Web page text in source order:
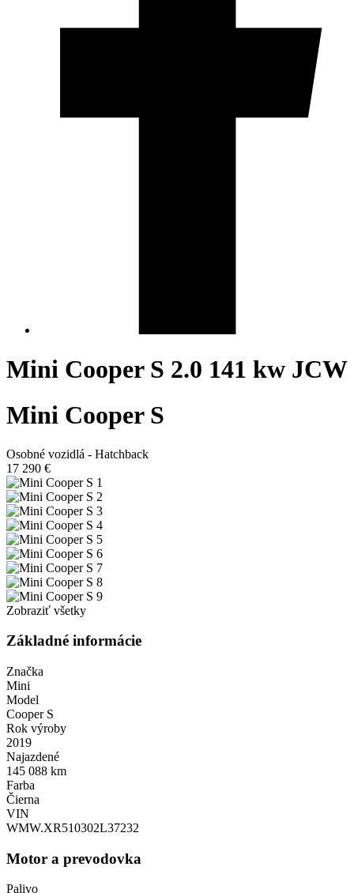
Mini Cooper S 2.0 141 kw JCW
Mini Cooper S
Osobné vozidlá - Hatchback
17 290 €
Zobraziť všetky
Základné informácie
Značka
Mini
Model
Cooper S
Rok výroby
2019
Najazdené
145 088 km
Farba
Čierna
VIN
WMW.XR510302L37232
Motor a prevodovka
Palivo